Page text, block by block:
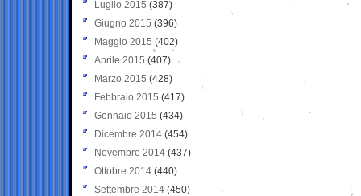
Luglio 2015 (387)
Giugno 2015 (396)
Maggio 2015 (402)
Aprile 2015 (407)
Marzo 2015 (428)
Febbraio 2015 (417)
Gennaio 2015 (434)
Dicembre 2014 (454)
Novembre 2014 (437)
Ottobre 2014 (440)
Settembre 2014 (450)